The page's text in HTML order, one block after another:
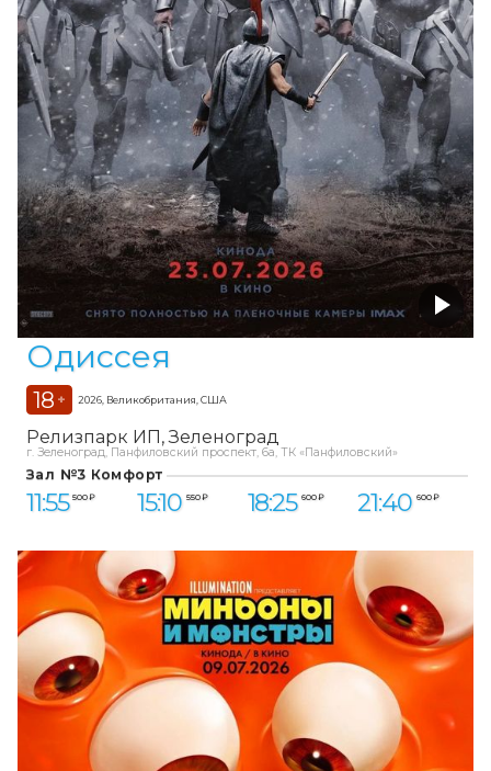
Одиссея
18 + 2026, Великобритания, США
Релизпарк ИП Зеленоград
г. Зеленоград, Панфиловский проспект, 6а, ТК «Панфиловский»
Зал №3 Комфорт
11:55 500 ₽ 15:10 550 ₽ 18:25 600 ₽ 21:40 600 ₽